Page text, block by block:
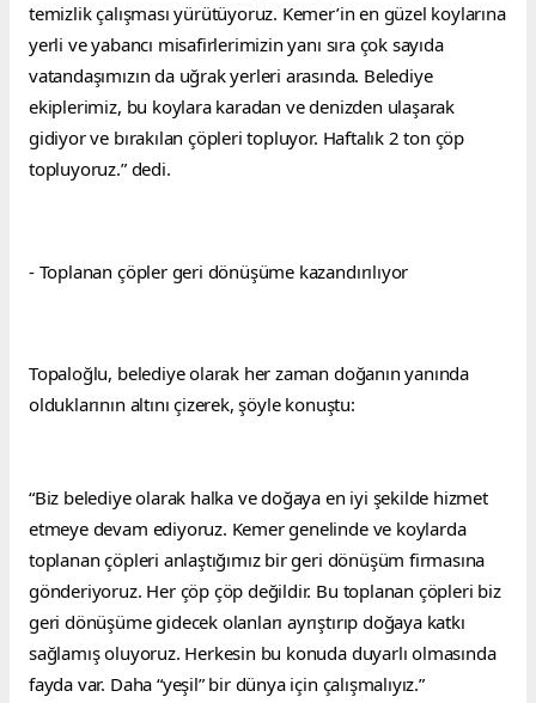
temizlik çalışması yürütüyoruz. Kemer’in en güzel koylarına
yerli ve yabancı misafirlerimizin yanı sıra çok sayıda
vatandaşımızın da uğrak yerleri arasında. Belediye
ekiplerimiz, bu koylara karadan ve denizden ulaşarak
gidiyor ve bırakılan çöpleri topluyor. Haftalık 2 ton çöp
topluyoruz.” dedi.
- Toplanan çöpler geri dönüşüme kazandırılıyor
Topaloğlu, belediye olarak her zaman doğanın yanında
olduklarının altını çizerek, şöyle konuştu:
“Biz belediye olarak halka ve doğaya en iyi şekilde hizmet
etmeye devam ediyoruz. Kemer genelinde ve koylarda
toplanan çöpleri anlaştığımız bir geri dönüşüm firmasına
gönderiyoruz. Her çöp çöp değildir. Bu toplanan çöpleri biz
geri dönüşüme gidecek olanları ayrıştırıp doğaya katkı
sağlamış oluyoruz. Herkesin bu konuda duyarlı olmasında
fayda var. Daha “yeşil” bir dünya için çalışmalıyız.”